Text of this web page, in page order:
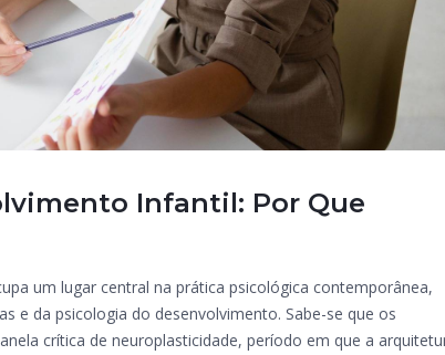
Infantil: Por Que
um lugar central na prática psicológica contemporânea,
e da psicologia do desenvolvimento. Sabe-se que os
crítica de neuroplasticidade, período em que a